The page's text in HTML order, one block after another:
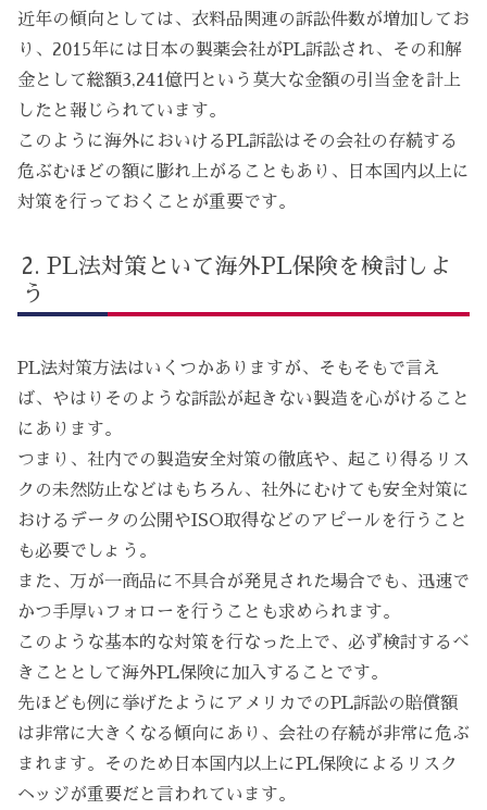
近年の傾向としては、衣料品関連の訴訟件数が増加してお
り、2015年には日本の製薬会社がPL訴訟され、その和解
金として総額3,241億円という莫大な金額の引当金を計上
したと報じられています。
このように海外においけるPL訴訟はその会社の存続する
危ぶむほどの額に膨れ上がることもあり、日本国内以上に
対策を行っておくことが重要です。
PL法対策といて海外PL保険を検討しよ
う
PL法対策方法はいくつかありますが、そもそもで言え
ば、やはりそのような訴訟が起きない製造を心がけること
にあります。
つまり、社内での製造安全対策の徹底や、起こり得るリス
クの未然防止などはもちろん、社外にむけても安全対策に
おけるデータの公開やISO取得などのアピールを行うこと
も必要でしょう。
また、万が一商品に不具合が発見された場合でも、迅速で
かつ手厚いフォローを行うことも求められます。
このような基本的な対策を行なった上で、必ず検討するべ
きこととして海外PL保険に加入することです。
先ほども例に挙げたようにアメリカでのPL訴訟の賠償額
は非常に大きくなる傾向にあり、会社の存続が非常に危ぶ
まれます。そのため日本国内以上にPL保険によるリスク
ヘッジが重要だと言われています。